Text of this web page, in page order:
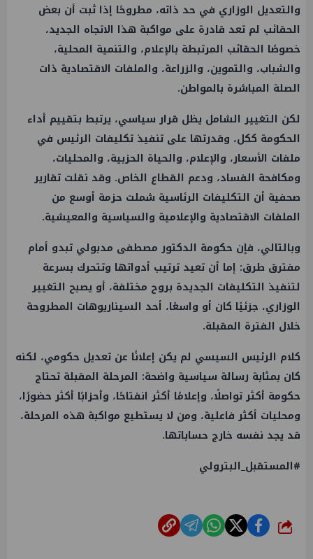
والتعديل الوزاري في حد ذاته، مطروحًا إذا ثبت أن بعض
الحقائب لم تعد قادرة على مواكبة هذا الاتجاه الجديد،
خصوصًا الحقائب المرتبطة بالإعلام، والتنمية المحلية،
والشباب، والتموين، والزراعة، والملفات الاقتصادية ذات
الصلة المباشرة بالمواطن.
لكن التغيير الشامل يظل قرار سياسي، يرتبط بتقييم أداء
الحكومة ككل، وقدرتها على تنفيذ تكليفات الرئيس في
ملفات الأسعار، والإعلام، والحياة الحزبية، والمحليات،
ومكافحة الفساد، ودعم القطاع الخاص. وقد نقلت تقارير
صحفية أن التكليفات الرئاسية شملت حزمة أوسع من
الملفات الاقتصادية والإعلامية والسياسية والمعيشية.
وبالتالي، فإن حكومة الدكتور مصطفى مدبولي تبدو أمام
مفترق طرق: إما أن تعيد ترتيب أدواتها وتتحرك بسرعة
لتنفيذ التكليفات الجديدة بروح مختلفة، أو يصبح التغيير
الوزاري، جزئيًا كان أو واسعًا، أحد السيناريوهات المطروحة
خلال الفترة المقبلة.
كلام الرئيس السيسي لم يكن إعلانًا عن تعديل حكومي، لكنه
كان بمثابة رسالة سياسية واضحة: المرحلة المقبلة تحتاج
حكومة أكثر تواصلًا، وإعلامًا أكثر انفتاحًا، وأحزابًا أكثر حضورًا،
ومحليات أكثر فاعلية، ومن لا يستطيع مواكبة هذه المرحلة،
قد يجد نفسه خارج حساباتها.
#المستقبل_البترولي
شارك